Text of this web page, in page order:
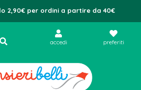
2,90€ per ordini a partire da 40€
accedi preferiti